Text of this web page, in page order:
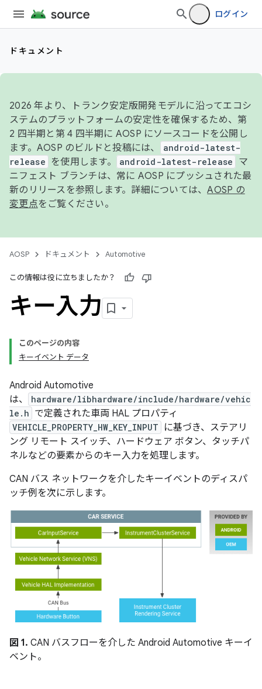
ログイン
ドキュメント
2026 年より、トランク安定版開発モデルに沿ってエコシ
ステムのプラットフォームの安定性を確保するため、第
2 四半期と第 4 四半期に AOSP にソースコードを公開し
ます。AOSP のビルドと投稿には、
android-latest-
release
を使用します。 android-latest-release
マ
ニフェスト ブランチは、常に AOSP にプッシュされた最
新のリリースを参照します。詳細については、AOSP の
変更点をご覧ください。
AOSP ドキュメント Automotive
この情報は役に立ちましたか？
キー入力
このページの内容
キーイベント データ
Android Automotive
は、
hardware/libhardware/include/hardware/vehic
le.h で定義された車両 HAL プロパティ
VEHICLE_PROPERTY_HW_KEY_INPUT
に基づき、ステアリ
ング リモート スイッチ、ハードウェア ボタン、タッチパ
ネルなどの要素からのキー入力を処理します。
CAN バス ネットワークを介したキーイベントのディスパ
ッチ例を次に示します。
図 1. CAN バスフローを介した Android Automotive キーイ
ベント。